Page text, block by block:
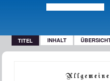
TITEL INHALT